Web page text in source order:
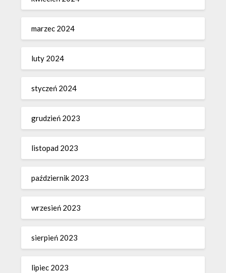
marzec 2024
luty 2024
styczeń 2024
grudzień 2023
listopad 2023
październik 2023
wrzesień 2023
sierpień 2023
lipiec 2023